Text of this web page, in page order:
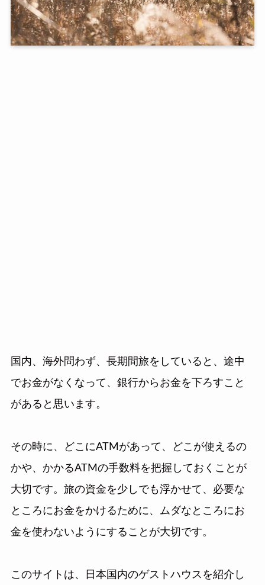
国内、海外問わず、長期間旅をしていると、途中
でお金がなくなって、銀行からお金を下ろすこと
があると思います。
その時に、どこにATMがあって、どこが使えるの
かや、かかるATMの手数料を把握しておくことが
大切です。旅の資金を少しでも浮かせて、必要な
ところにお金をかけるために、ムダなところにお
金を使わないようにすることが大切です。
このサイトは、日本国内のゲストハウスを紹介し